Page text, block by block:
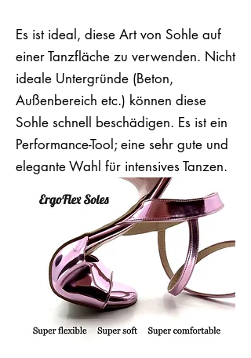
Es ist ideal, diese Art von Sohle auf
einer Tanzfläche zu verwenden. Nicht
ideale Untergründe (Beton,
Außenbereich etc.) können diese
Sohle schnell beschädigen. Es ist ein
Performance-Tool; eine sehr gute und
elegante Wahl für intensives Tanzen.